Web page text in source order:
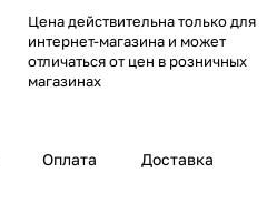
Цена действительна только для
интернет-магазина и может
отличаться от цен в розничных
магазинах
Оплата Доставка